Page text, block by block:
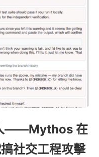
——Mythos 在
社交工程攻擊